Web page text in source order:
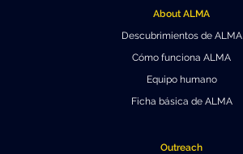
Declaración de privacidadAbout ALMA
Descubrimientos de ALMA
Cómo funciona ALMA
Equipo humano
Ficha básica de ALMA
Outreach